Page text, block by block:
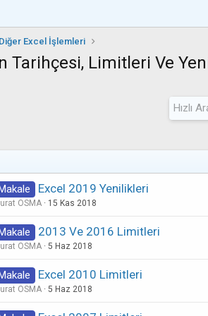
Diğer Excel İşlemleri
Tarihçesi, Limitleri Ve
Excel 2019 Yenilikleri
OSMA 15 Kas 2018
2013 Ve 2016 Limitleri
OSMA 5 Haz 2018
Excel 2010 Limitleri
OSMA 5 Haz 2018